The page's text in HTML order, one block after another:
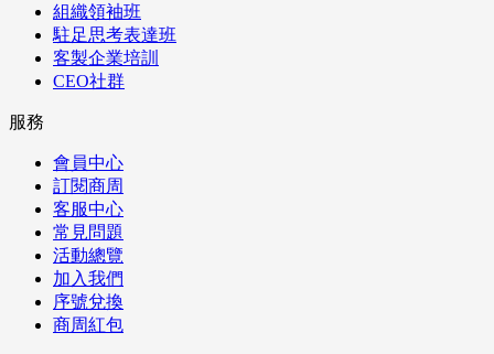
組織領袖班
駐足思考表達班
客製企業培訓
CEO社群
服務
會員中心
訂閱商周
客服中心
常見問題
活動總覽
加入我們
序號兌換
商周紅包